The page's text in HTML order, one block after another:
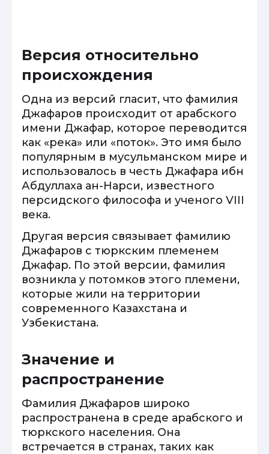
Версия относительно
происхождения
Одна из версий гласит, что фамилия
Джафаров происходит от арабского
имени Джафар, которое переводится
как «река» или «поток». Это имя было
популярным в мусульманском мире и
использовалось в честь Джафара ибн
Абдуллаха ан-Нарси, известного
персидского философа и ученого VIII
века.
Другая версия связывает фамилию
Джафаров с тюркским племенем
Джафар. По этой версии, фамилия
возникла у потомков этого племени,
которые жили на территории
современного Казахстана и
Узбекистана.
Значение и
распространение
Фамилия Джафаров широко
распространена в среде арабского и
тюркского населения. Она
встречается в странах, таких как